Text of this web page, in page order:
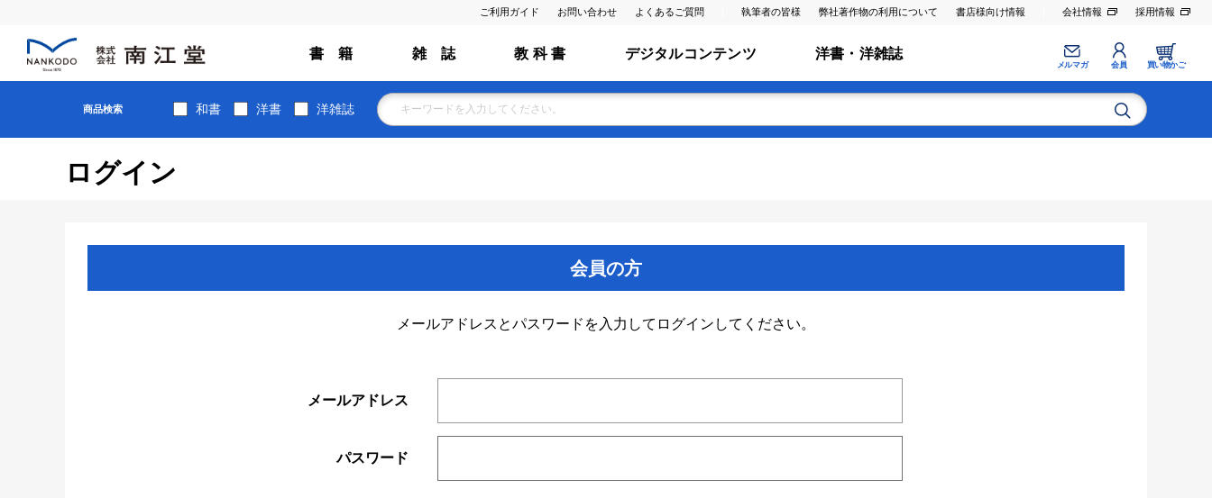
ご利用ガイド お問い合わせ よくあるご質問 執筆者の皆様 弊社著作物の利用について 書店様向け情報 会社情報 採用情報
書 籍 雑 誌 教 科 書 デジタルコンテンツ 洋書・洋雑誌
メルマガ 会員 買い物かご
商品検索 和書 洋書 洋雑誌
ログイン
会員の方
メールアドレスとパスワードを入力してログインしてください。
メールアドレス
パスワード